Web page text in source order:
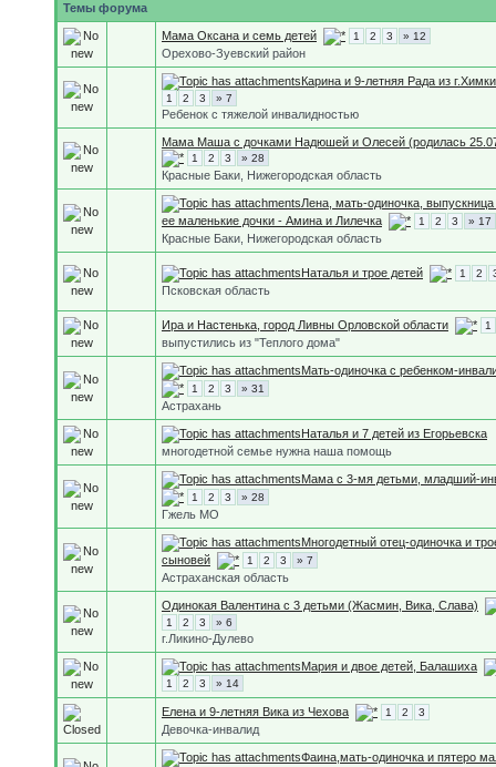
Темы форума
Мама Оксана и семь детей 1 2 3 » 12
Орехово-Зуевский район
Карина и 9-летняя Рада из г.Химки
1 2 3 » 7
Ребенок с тяжелой инвалидностью
Мама Маша с дочками Надюшей и Олесей (родилась
1 2 3 » 28
Красные Баки, Нижегородская область
Лена, мать-одиночка,
ее маленькие дочки - Амина и Лилечка
1 2 3 » 17
Красные Баки, Нижегородская область
Наталья и трое детей 1 2
Псковская область
Ира и Настенька, город Ливны Орловской области 1
выпустились из "Теплого дома"
Мать-одиночка с ребенком-
1 2 3 » 31
Астрахань
Наталья и 7 детей из Егорьевска
многодетной семье нужна наша помощь
Мама с 3-мя детьми, младший-
1 2 3 » 28
Гжель МО
Многодетный отец-одиночка и
сыновей
1 2 3 » 7
Астраханская область
Одинокая Валентина с 3 детьми (Жасмин, Вика, Слава)
1 2 3 » 6
г.Ликино-Дулево
Мария и двое детей, Балашиха
1 2 3 » 14
Елена и 9-летняя Вика из Чехова 1 2 3
Девочка-инвалид
Фаина,мать-одиночка и пятеро